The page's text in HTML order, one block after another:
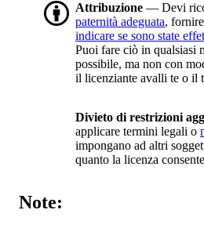
Attribuzione — Devi
paternità adeguata,
indicare se sono state
Puoi fare ciò in qualsiasi
possibile, ma non con
il licenziante avalli te o il
Divieto di restrizioni
applicare termini legali o
impongano ad altri
quanto la licenza
Note: